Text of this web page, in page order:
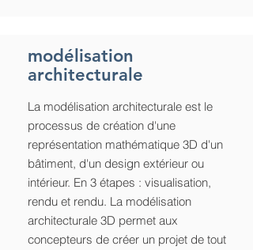
modélisation
architecturale
La modélisation architecturale est le
processus de création d'une
représentation mathématique 3D d'un
bâtiment, d'un design extérieur ou
intérieur. En 3 étapes : visualisation,
rendu et rendu. La modélisation
architecturale 3D permet aux
concepteurs de créer un projet de tout